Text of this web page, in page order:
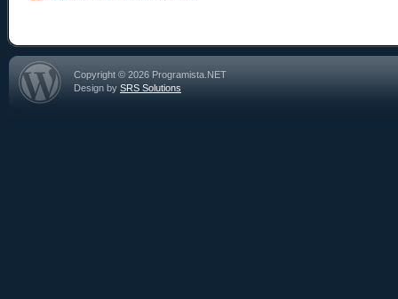
Copyright © 2026 Programista.NET
Design by SRS Solutions